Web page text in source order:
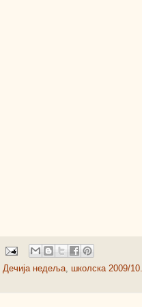
Дечија недеља, школска 2009/10.